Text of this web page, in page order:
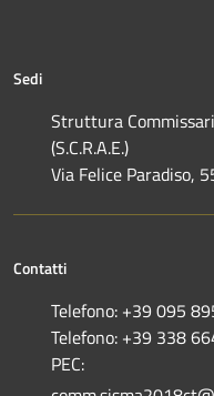
Sedi
Struttura
(S.C.R.A.E.)
Via Felice Paradiso,
Contatti
Telefono: +39 095
Telefono: +39 338
PEC: